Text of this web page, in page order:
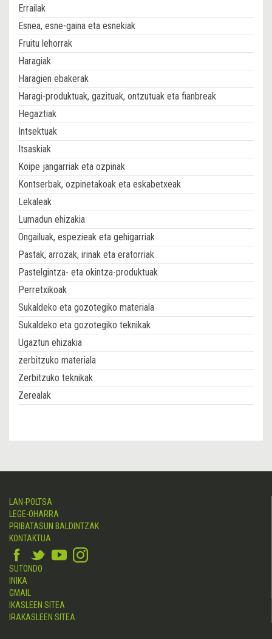
Errailak
Esnea, esne-gaina eta esnekiak
Fruitu lehorrak
Haragiak
Haragien ebakerak
Haragi-produktuak, gazituak, ontzutuak eta fianbreak
Hegaztiak
Intsektuak
Itsaskiak
Koipe jangarriak eta ozpinak
Kontserbak, ozpinetakoak eta eskabetxeak
Lekaleak
Lumadun ehizakia
Ongailuak, espezieak eta gehigarriak
Pastak, arrozak, irinak eta eratorriak
Pastelgintza- eta okintza-produktuak
Perretxikoak
Sukaldeko eta gozotegiko materiala
Sukaldeko eta gozotegiko teknikak
Ugaztun ehizakia
zerbitzuko materiala
Zerbitzuko teknikak
Zerealak
LAN-POLTSA
LEGE-OHARRA
PRIBATASUN BALDINTZAK
KONTAKTUA
SUTONDO
INIKA
GMAIL
IKASLEEN SITEA
IRAKASLEEN SITEA